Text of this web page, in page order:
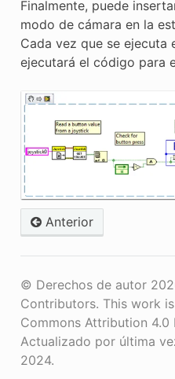
Finalmente, puede
modo de cámara en la
Cada vez que se ejecuta
ejecutará el código para
Anterior
© Derechos de autor
Contributors. This work
Commons Attribution 4.0
Actualizado por última
2024.